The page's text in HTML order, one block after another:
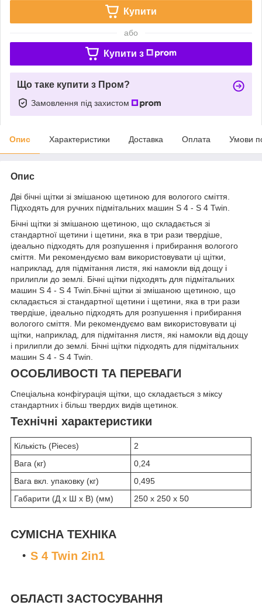
Купити
або
Купити з
Що таке купити з Пром?
Замовлення під захистом
Опис Характеристики Доставка Оплата Умови
Опис
Дві бічні щітки зі змішаною щетиною для вологого сміття.
Підходять для ручних підмітальних машин S 4 - S 4 Twin.
Бічні щітки зі змішаною щетиною, що складається зі
стандартної щетини і щетини, яка в три рази твердіше,
ідеально підходять для розпушення і прибирання вологого
сміття. Ми рекомендуємо вам використовувати ці щітки,
наприклад, для підмітання листя, які намокли від дощу і
прилипли до землі. Бічні щітки підходять для підмітальних
машин S 4 - S 4 Twin.Бічні щітки зі змішаною щетиною, що
складається зі стандартної щетини і щетини, яка в три рази
твердіше, ідеально підходять для розпушення і прибирання
вологого сміття. Ми рекомендуємо вам використовувати ці
щітки, наприклад, для підмітання листя, які намокли від дощу
і прилипли до землі. Бічні щітки підходять для підмітальних
машин S 4 - S 4 Twin.
ОСОБЛИВОСТІ ТА ПЕРЕВАГИ
Спеціальна конфігурація щітки, що складається з міксу
стандартних і більш твердих видів щетинок.
Технічні характеристики
Кількість (Pieces)
2
Вага (кг)
0,24
Вага вкл. упаковку (кг)
0,495
Габарити (Д x Ш x В) (мм)
250 x 250 x 50
СУМІСНА ТЕХНІКА
S 4 Twin 2in1
ОБЛАСТІ ЗАСТОСУВАННЯ